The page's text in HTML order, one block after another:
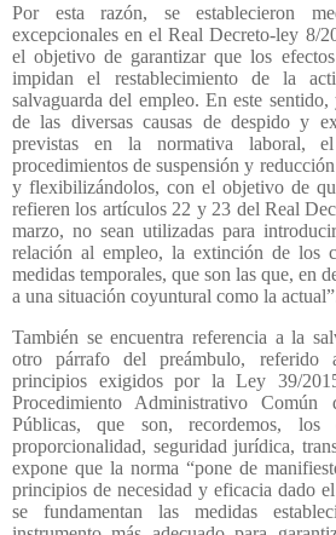
Por esta razón, se establecieron
excepcionales en el Real Decreto-ley 8/
el objetivo de garantizar que los
impidan el restablecimiento de la
salvaguarda del empleo. En este
de las diversas causas de despido y
previstas en la normativa laboral,
procedimientos de suspensión y
y flexibilizándolos, con el objetivo de
refieren los artículos 22 y 23 del Real
marzo, no sean utilizadas para
relación al empleo, la extinción de los
medidas temporales, que son las que, en
a una situación coyuntural como la
También se encuentra referencia a la
otro párrafo del preámbulo, referido
principios exigidos por la Ley 39/
Procedimiento Administrativo Común
Públicas, que son, recordemos, los
proporcionalidad, seguridad jurídica,
expone que la norma “pone de
principios de necesidad y eficacia dado
se fundamentan las medidas